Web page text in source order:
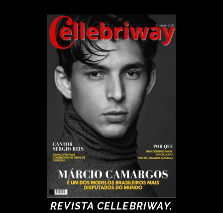
REVISTA CELLEBRIWAY,